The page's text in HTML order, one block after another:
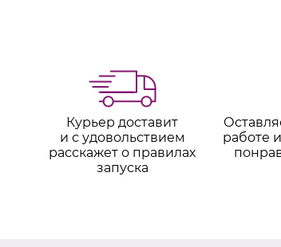
Курьер доставит
и с удовольствием
расскажет о правилах
запуска
работе